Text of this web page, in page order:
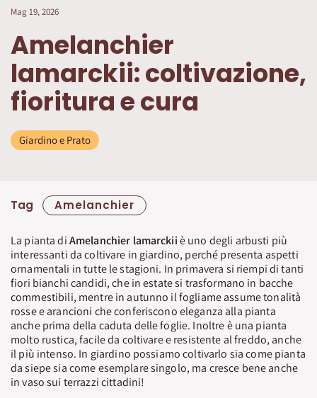
Mag 19, 2026
Amelanchier
lamarckii: coltivazione,
fioritura e cura
Giardino e Prato
Tag Amelanchier
La pianta diAmelanchier lamarckiiè uno degli arbusti più
interessanti da coltivare in giardino, perché presenta aspetti
ornamentali in tutte le stagioni. In primavera si riempi di tanti
fiori bianchi candidi, che in estate si trasformano in bacche
commestibili, mentre in autunno il fogliame assume tonalità
rosse e arancioni che conferiscono eleganza alla pianta
anche prima della caduta delle foglie. Inoltre è una pianta
molto rustica, facile da coltivare e resistente al freddo, anche
il più intenso. In giardino possiamo coltivarlo sia come pianta
da siepe sia come esemplare singolo, ma cresce bene anche
in vaso sui terrazzi cittadini!